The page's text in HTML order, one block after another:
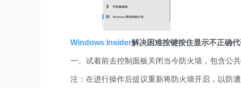
Windows Insider解决困难按键按住显示不正确
一、试着前去控制面板关闭当今防火墙，包含公共
注：在进行操作后提议重新将防火墙开启，以防遭